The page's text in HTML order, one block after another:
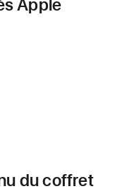
Apple
du coffret